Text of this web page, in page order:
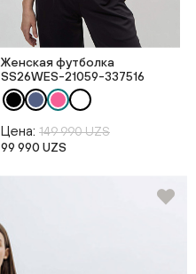
Женская футболка
SS26WES-21059-337516
Цена: 149 990 UZS
99 990 UZS